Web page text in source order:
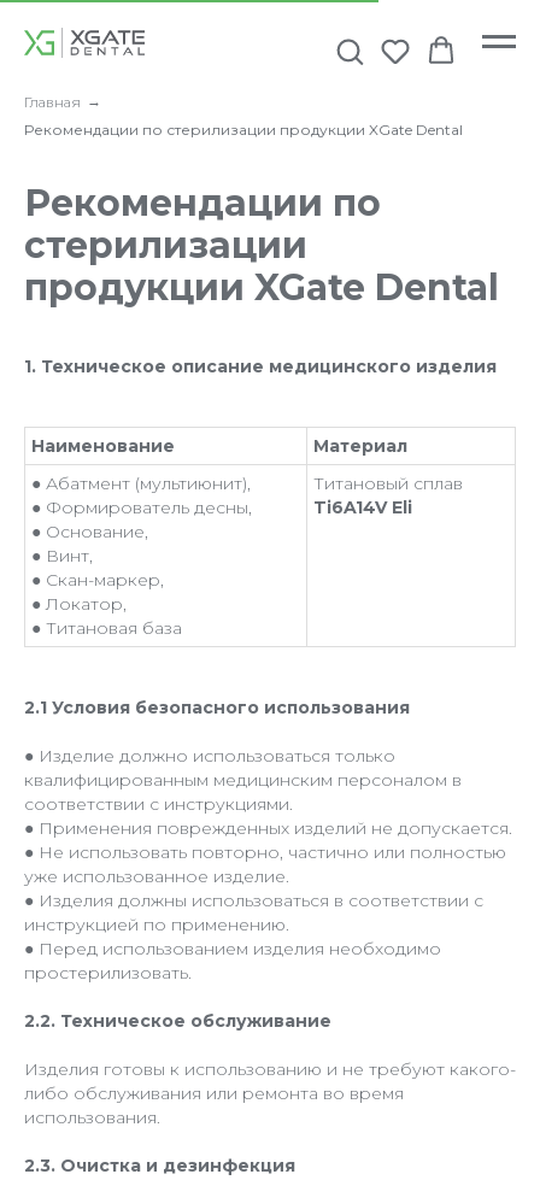
Главная →
Рекомендации по стерилизации продукции XGate Dental
Рекомендации по
стерилизации
продукции XGate Dental
1. Техническое описание медицинского изделия
Наименование
Материал
● Абатмент (мультиюнит),
● Формирователь десны,
● Основание,
● Винт,
● Скан-маркер,
● Локатор,
● Титановая база
Титановый сплав
Ti6A14V Eli
2.1 Условия безопасного использования
● Изделие должно использоваться только
квалифицированным медицинским персоналом в
соответствии с инструкциями.
● Применения поврежденных изделий не допускается.
● Не использовать повторно, частично или полностью
уже использованное изделие.
● Изделия должны использоваться в соответствии с
инструкцией по применению.
● Перед использованием изделия необходимо
простерилизовать.
2.2. Техническое обслуживание
Изделия готовы к использованию и не требуют какого-
либо обслуживания или ремонта во время
использования.
2.3. Очистка и дезинфекция